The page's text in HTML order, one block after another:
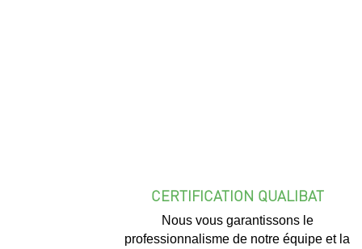
CERTIFICATION QUALIBAT
Nous vous garantissons le
professionnalisme de notre équipe et la